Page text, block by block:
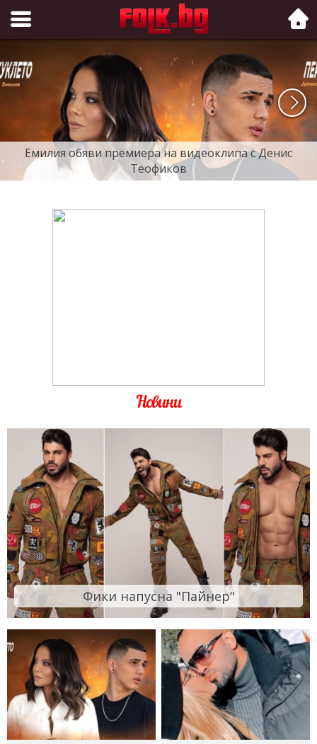
Folk.bg
Емилия обяви премиера на видеоклипа с Денис
Теофиков
Новини
Фики напусна "Пайнер"